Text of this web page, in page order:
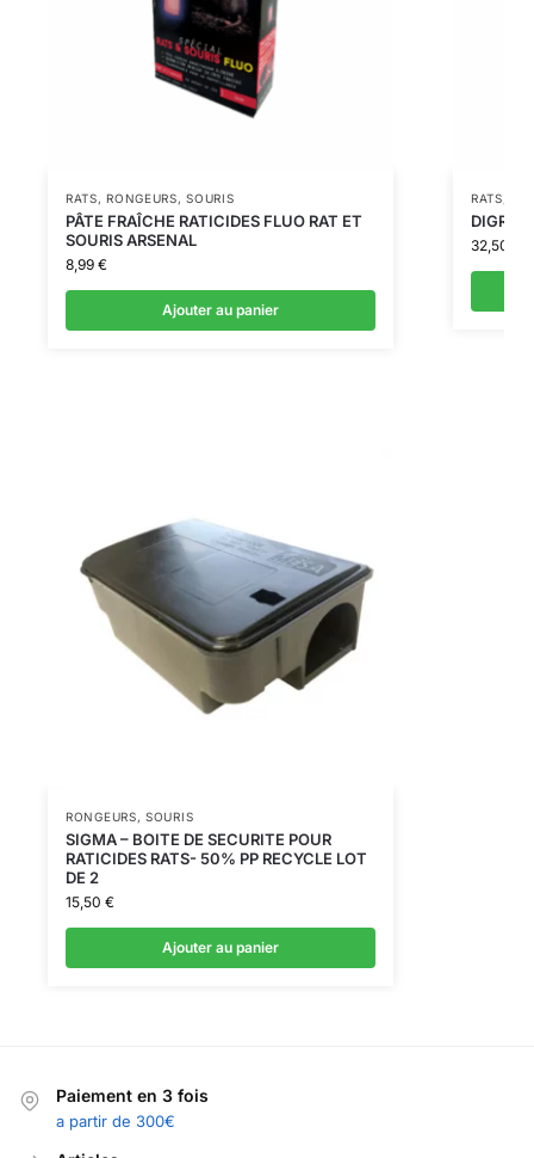
RATS, RONGEURS,SOURIS
PÂTE FRAÎCHE RATICIDES FLUO RAT ET
SOURIS ARSENAL
8,99 €
Ajouter au panier
RATS
32,50
RONGEURS,SOURIS
SIGMA – BOITE DE SECURITE POUR
RATICIDES RATS- 50% PP RECYCLE LOT
DE 2
15,50 €
Ajouter au panier
Paiement en 3 fois
a partir de 300€